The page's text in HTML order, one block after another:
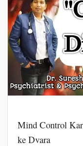
Mind Control
ke Dvara